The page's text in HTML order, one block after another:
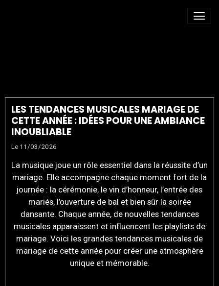
LES TENDANCES MUSICALES MARIAGE DE
CETTE ANNÉE : IDÉES POUR UNE AMBIANCE
INOUBLIABLE
Le 11/03/2026
La musique joue un rôle essentiel dans la réussite d’un
mariage. Elle accompagne chaque moment fort de la
journée : la cérémonie, le vin d’honneur, l’entrée des
mariés, l’ouverture de bal et bien sûr la soirée
dansante. Chaque année, de nouvelles tendances
musicales apparaissent et influencent les playlists de
mariage. Voici les grandes tendances musicales de
mariage de cette année pour créer une atmosphère
unique et mémorable.